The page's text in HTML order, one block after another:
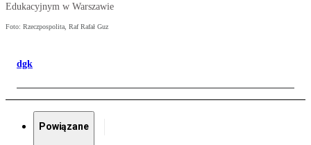
Edukacyjnym w Warszawie
Foto: Rzeczpospolita, Raf Rafał Guz
dgk
Powiązane